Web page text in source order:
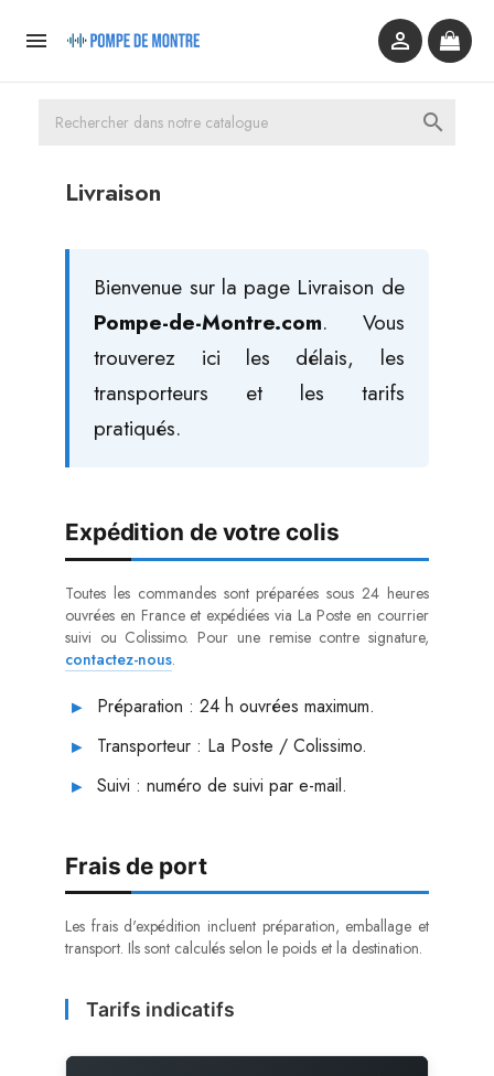
 

Livraison
Bienvenue sur la page Livraison de
Pompe-de-Montre.com. Vous
trouverez ici les délais, les
transporteurs et les tarifs
pratiqués.
Expédition de votre colis
Toutes les commandes sont préparées sous 24 heures
ouvrées en France et expédiées via La Poste en courrier
suivi ou Colissimo. Pour une remise contre signature,
contactez-nous.
Préparation : 24 h ouvrées maximum.
Transporteur : La Poste / Colissimo.
Suivi : numéro de suivi par e-mail.
Frais de port
Les frais d'expédition incluent préparation, emballage et
transport. Ils sont calculés selon le poids et la destination.
Tarifs indicatifs